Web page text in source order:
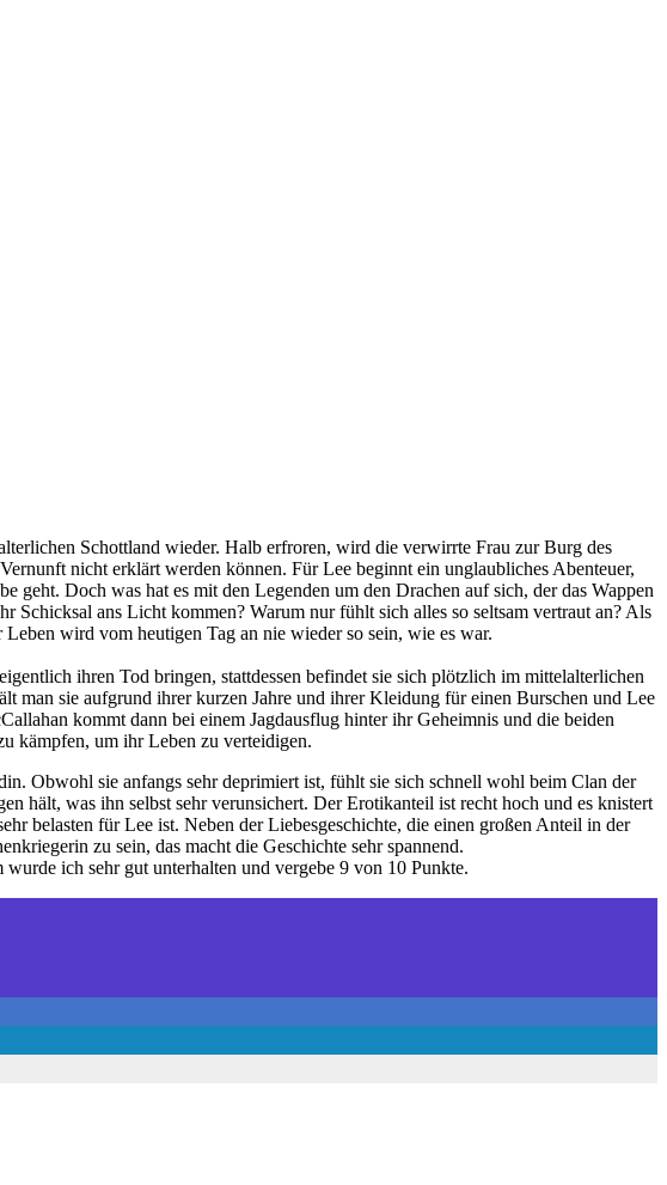
Schottland wieder. Halb erfroren, wird die verwirrte Frau zur Burg des
nicht erklärt werden können. Für Lee beginnt ein unglaubliches Abenteuer,
geht. Doch was hat es mit den Legenden um den Drachen auf sich, der das Wappen
Schicksal ans Licht kommen? Warum nur fühlt sich alles so seltsam vertraut an? Als
wird vom heutigen Tag an nie wieder so sein, wie es war.
ihren Tod bringen, stattdessen befindet sie sich plötzlich im mittelalterlichen
man sie aufgrund ihrer kurzen Jahre und ihrer Kleidung für einen Burschen und Lee
kommt dann bei einem Jagdausflug hinter ihr Geheimnis und die beiden
kämpfen, um ihr Leben zu verteidigen.
Obwohl sie anfangs sehr deprimiert ist, fühlt sie sich schnell wohl beim Clan der
hält, was ihn selbst sehr verunsichert. Der Erotikanteil ist recht hoch und es knistert
belasten für Lee ist. Neben der Liebesgeschichte, die einen großen Anteil in der
zu sein, das macht die Geschichte sehr spannend.
ich sehr gut unterhalten und vergebe 9 von 10 Punkte.